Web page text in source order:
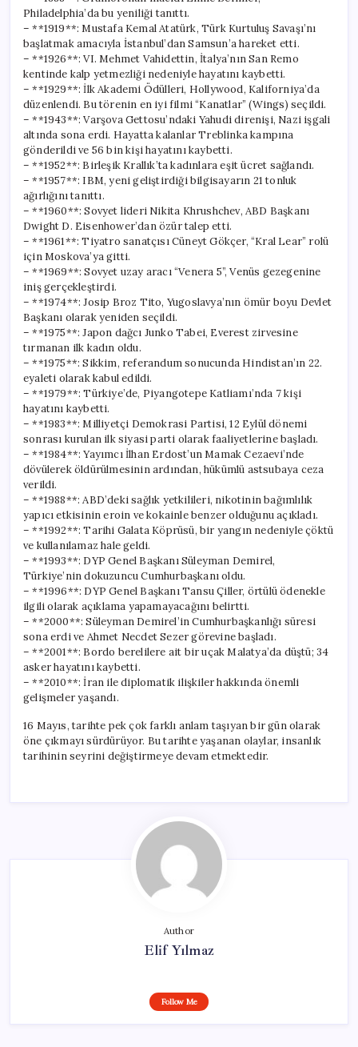
Philadelphia’da bu yeniliği tanıttı.
– **1919**: Mustafa Kemal Atatürk, Türk Kurtuluş Savaşı’nı
başlatmak amacıyla İstanbul’dan Samsun’a hareket etti.
– **1926**: VI. Mehmet Vahidettin, İtalya’nın San Remo
kentinde kalp yetmezliği nedeniyle hayatını kaybetti.
– **1929**: İlk Akademi Ödülleri, Hollywood, Kaliforniya’da
düzenlendi. Bu törenin en iyi filmi “Kanatlar” (Wings) seçildi.
– **1943**: Varşova Gettosu’ndaki Yahudi direnişi, Nazi işgali
altında sona erdi. Hayatta kalanlar Treblinka kampına
gönderildi ve 56 bin kişi hayatını kaybetti.
– **1952**: Birleşik Krallık’ta kadınlara eşit ücret sağlandı.
– **1957**: IBM, yeni geliştirdiği bilgisayarın 21 tonluk
ağırlığını tanıttı.
– **1960**: Sovyet lideri Nikita Khrushchev, ABD Başkanı
Dwight D. Eisenhower’dan özür talep etti.
– **1961**: Tiyatro sanatçısı Cüneyt Gökçer, “Kral Lear” rolü
için Moskova’ya gitti.
– **1969**: Sovyet uzay aracı “Venera 5”, Venüs gezegenine
iniş gerçekleştirdi.
– **1974**: Josip Broz Tito, Yugoslavya’nın ömür boyu Devlet
Başkanı olarak yeniden seçildi.
– **1975**: Japon dağcı Junko Tabei, Everest zirvesine
tırmanan ilk kadın oldu.
– **1975**: Sikkim, referandum sonucunda Hindistan’ın 22.
eyaleti olarak kabul edildi.
– **1979**: Türkiye’de, Piyangotepe Katliamı’nda 7 kişi
hayatını kaybetti.
– **1983**: Milliyetçi Demokrasi Partisi, 12 Eylül dönemi
sonrası kurulan ilk siyasi parti olarak faaliyetlerine başladı.
– **1984**: Yayımcı İlhan Erdost’un Mamak Cezaevi’nde
dövülerek öldürülmesinin ardından, hükümlü astsubaya ceza
verildi.
– **1988**: ABD’deki sağlık yetkilileri, nikotinin bağımlılık
yapıcı etkisinin eroin ve kokainle benzer olduğunu açıkladı.
– **1992**: Tarihi Galata Köprüsü, bir yangın nedeniyle çöktü
ve kullanılamaz hale geldi.
– **1993**: DYP Genel Başkanı Süleyman Demirel,
Türkiye’nin dokuzuncu Cumhurbaşkanı oldu.
– **1996**: DYP Genel Başkanı Tansu Çiller, örtülü ödenekle
ilgili olarak açıklama yapamayacağını belirtti.
– **2000**: Süleyman Demirel’in Cumhurbaşkanlığı süresi
sona erdi ve Ahmet Necdet Sezer görevine başladı.
– **2001**: Bordo berelilere ait bir uçak Malatya’da düştü; 34
asker hayatını kaybetti.
– **2010**: İran ile diplomatik ilişkiler hakkında önemli
gelişmeler yaşandı.
16 Mayıs, tarihte pek çok farklı anlam taşıyan bir gün olarak
öne çıkmayı sürdürüyor. Bu tarihte yaşanan olaylar, insanlık
tarihinin seyrini değiştirmeye devam etmektedir.
Author
Elif Yılmaz
Follow Me